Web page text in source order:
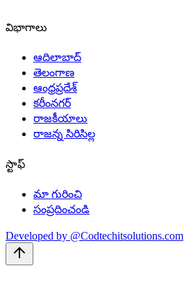
విభాగాలు
ఆదిలాబాద్
తెలంగాణ
ఆంధ్రప్రదేశ్
కరీంనగర్
రాజకీయాలు
రాజన్న సిరిసిల్ల
స్టాఫ్
మా గురించి
సంప్రదించండి
Developed by @Codtechitsolutions.com